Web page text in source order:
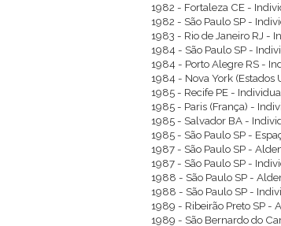
1982 - Fortaleza CE -
1982 - São Paulo SP -
1983 - Rio de Janeiro RJ -
1984 - São Paulo SP -
1984 - Porto Alegre RS -
1984 - Nova York
1985 - Recife PE -
1985 - Paris (França) -
1985 - Salvador BA -
1985 - São Paulo SP -
1987 - São Paulo SP -
1987 - São Paulo SP -
1988 - São Paulo SP -
1988 - São Paulo SP -
1989 - Ribeirão Preto SP -
1989 - São Bernardo do